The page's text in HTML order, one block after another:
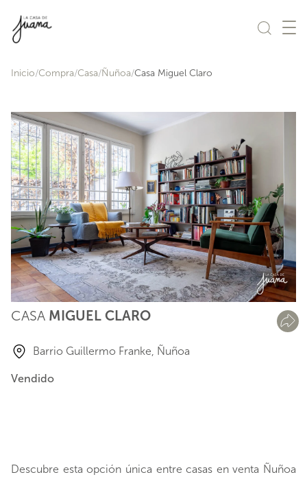
Inicio Compra Casa Ñuñoa Casa Miguel Claro
CASA MIGUEL CLARO
Barrio Guillermo Franke, Ñuñoa
Vendido
Descubre esta opción única entre casas en venta Ñuñoa